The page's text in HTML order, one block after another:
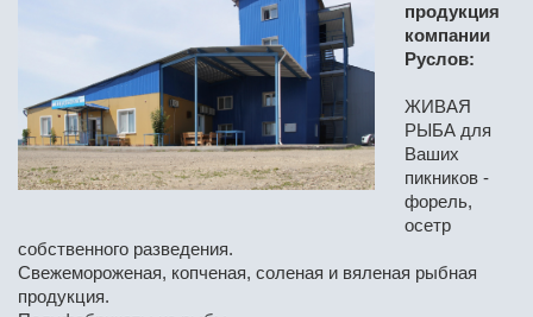
продукция
компании
Руслов:
ЖИВАЯ
РЫБА для
Ваших
пикников -
форель,
осетр
собственного разведения.
Свежемороженая, копченая, соленая и вяленая рыбная
продукция.